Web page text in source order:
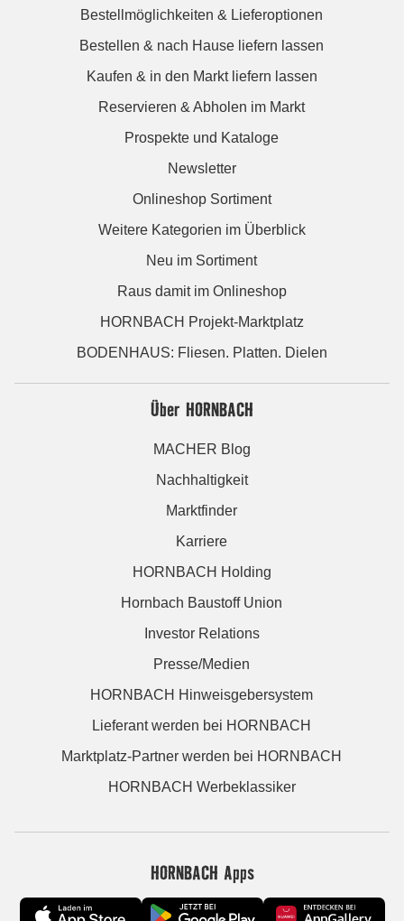
Bestellmöglichkeiten & Lieferoptionen
Bestellen & nach Hause liefern lassen
Kaufen & in den Markt liefern lassen
Reservieren & Abholen im Markt
Prospekte und Kataloge
Newsletter
Onlineshop Sortiment
Weitere Kategorien im Überblick
Neu im Sortiment
Raus damit im Onlineshop
HORNBACH Projekt-Marktplatz
BODENHAUS: Fliesen. Platten. Dielen
Über HORNBACH
MACHER Blog
Nachhaltigkeit
Marktfinder
Karriere
HORNBACH Holding
Hornbach Baustoff Union
Investor Relations
Presse/Medien
HORNBACH Hinweisgebersystem
Lieferant werden bei HORNBACH
Marktplatz-Partner werden bei HORNBACH
HORNBACH Werbeklassiker
HORNBACH Apps